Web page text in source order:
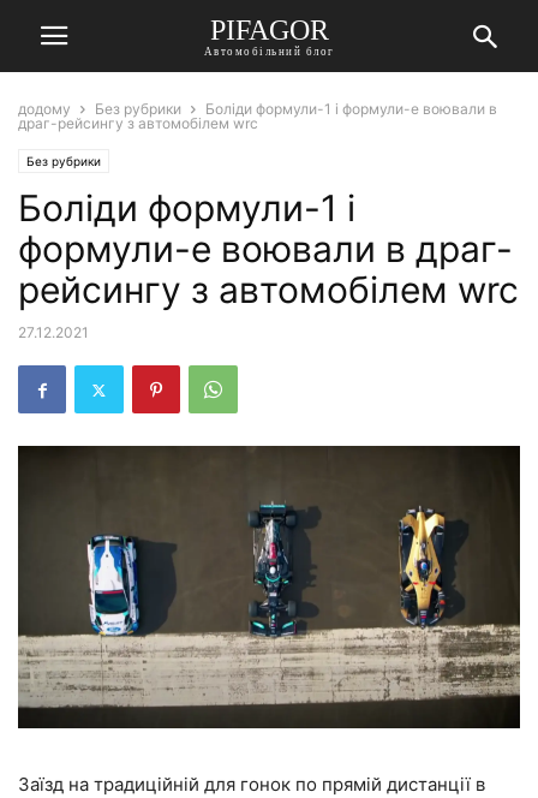
PIFAGOR
Автомобільний блог
додому Без рубрики
Боліди формули-1 і формули-е воювали в
драг-рейсингу з автомобілем wrc
Без рубрики
Боліди формули-1 і
формули-е воювали в драг-
рейсингу з автомобілем wrc
27.12.2021
Заїзд на традиційній для гонок по прямій дистанції в